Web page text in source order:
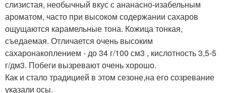
слизистая, необычный вкус с ананасно-изабельным
ароматом, часто при высоком содержании сахаров
ощущаются карамельные тона. Кожица тонкая,
съедаемая. Отличается очень высоким
сахаронакоплением - до 34 г/100 см3 , кислотность 3,5-5
г/дм3. Побеги вызревают очень хорошо.
Как и стало традицией в этом сезоне,на его созревание
указали осы.